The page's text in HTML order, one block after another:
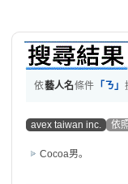
依藝人名條件 「ㄋ」
avex taiwan inc. 依
Cocoa男｡